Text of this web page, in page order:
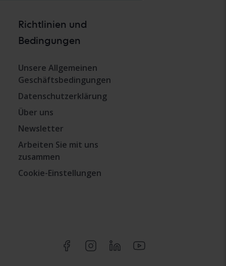
Richtlinien und
Bedingungen
Unsere Allgemeinen
Geschäftsbedingungen
Datenschutzerklärung
Über uns
Newsletter
Arbeiten Sie mit uns
zusammen
Cookie-Einstellungen